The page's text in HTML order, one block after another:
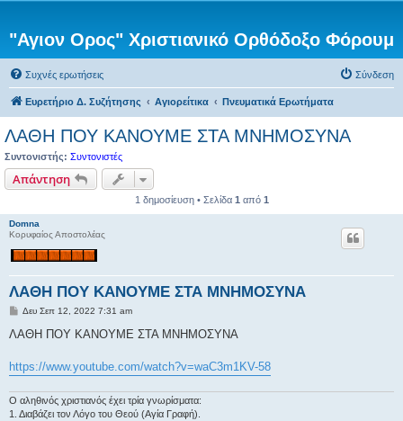
"Αγιον Ορος" Χριστιανικό Ορθόδοξο Φόρουμ
Συχνές ερωτήσεις Σύνδεση
Ευρετήριο Δ. Συζήτησης Αγιορείτικα Πνευματικά Ερωτήματα
ΛΑΘΗ ΠΟΥ ΚΑΝΟΥΜΕ ΣΤΑ ΜΝΗΜΟΣΥΝΑ
Συντονιστής: Συντονιστές
Απάντηση
1 δημοσίευση • Σελίδα 1 από 1
Domna
Κορυφαίος Αποστολέας
ΛΑΘΗ ΠΟΥ ΚΑΝΟΥΜΕ ΣΤΑ ΜΝΗΜΟΣΥΝΑ
Δ
μ
ί
ε
η
Δευ Σεπ 12, 2022 7:31 am
ΛΑΘΗ ΠΟΥ ΚΑΝΟΥΜΕ ΣΤΑ ΜΝΗΜΟΣΥΝΑ
https://www.youtube.com/watch?v=waC3m1KV-58
Ο αληθινός χριστιανός έχει τρία γνωρίσματα:
1. Διαβάζει τον Λόγο του Θεού (Αγία Γραφή).